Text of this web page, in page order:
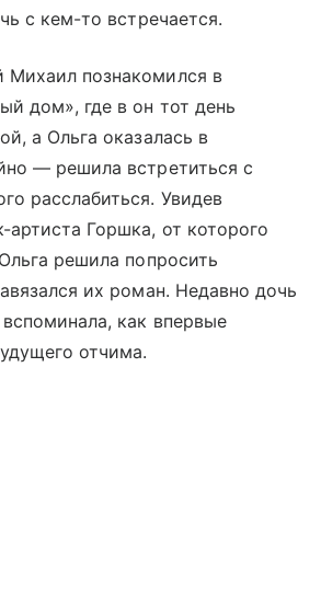
с кем-то встречается.
познакомился в
дом», где в он тот день
а Ольга оказалась в
— решила встретиться с
расслабиться. Увидев
артиста Горшка, от которого
решила попросить
их роман. Недавно дочь
как впервые
отчима.